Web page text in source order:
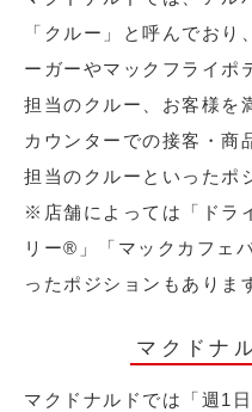
「クルー」と呼んでお
ーガーやマックフライポ
担当のクルー、お客様を
カウンターでの接客・商
担当のクルーといったポ
※店舗によっては「ドラ
リー®︎」「マックカフェ
ったポジションもありま
マクドナ
マクドナルドでは「週1